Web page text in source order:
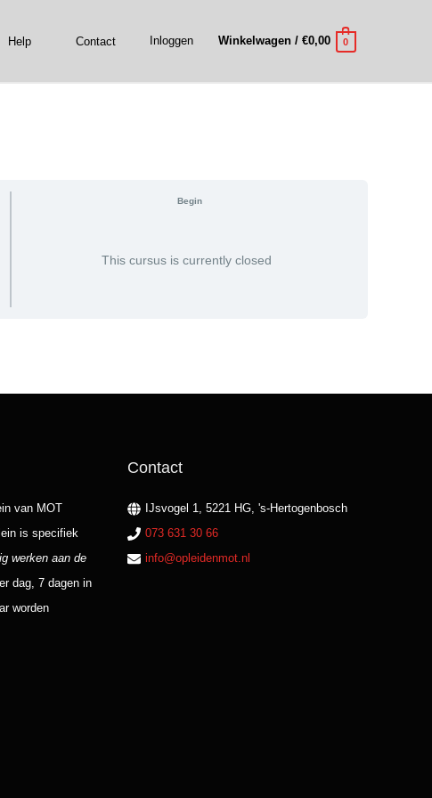
Help Contact Inloggen Winkelwagen/ €0,00 0
Begin
This cursus is currently closed
van MOT
is specifiek
werken aan de
dag, 7 dagen in
worden
Contact
IJsvogel 1, 5221 HG, 's-Hertogenbosch
073 631 30 66
info@opleidenmot.nl